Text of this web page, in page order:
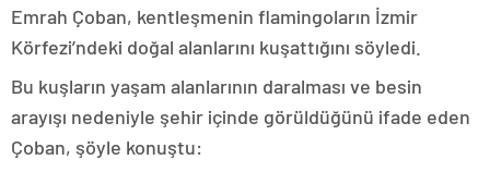
Emrah Çoban, kentleşmenin flamingoların İzmir
Körfezi’ndeki doğal alanlarını kuşattığını söyledi.
Bu kuşların yaşam alanlarının daralması ve besin
arayışı nedeniyle şehir içinde görüldüğünü ifade eden
Çoban, şöyle konuştu: